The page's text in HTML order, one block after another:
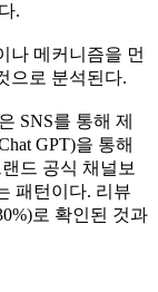
.
나 메커니즘을 먼
으로 분석된다.
SNS를 통해 제
GPT)을 통해
드 공식 채널보
패턴이다. 리뷰
로 확인된 것과